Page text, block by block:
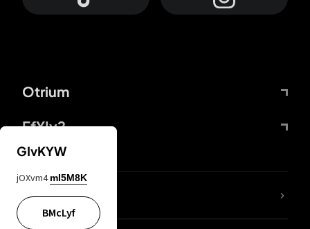
Otrium
FfYIy2
Lj7sBL
GIvKYW
jOXvm4 mI5M8K
BMcLyf